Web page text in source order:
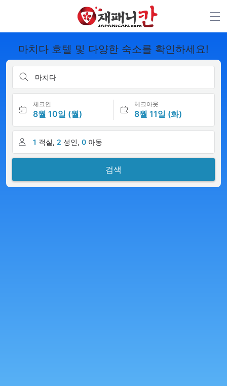
마치다 호텔 및 다양한 숙소를 확인하세요!
마치다
체크인
8월 10일 (월)
체크아웃
8월 11일 (화)
1 객실, 2 성인, 0 아동
검색